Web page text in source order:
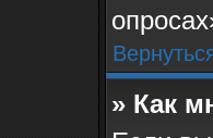
» Как